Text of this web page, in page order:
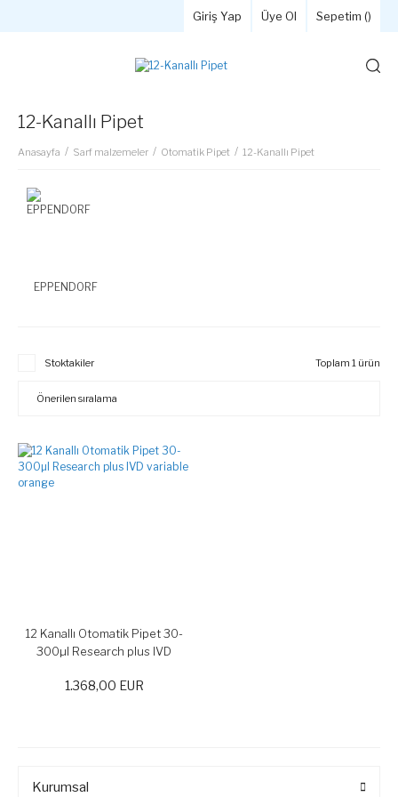
Giriş Yap Üye Ol Sepetim ()
12-Kanallı Pipet
Anasayfa Sarf malzemeler Otomatik Pipet 12-Kanallı Pipet
EPPENDORF
Stoktakiler Toplam 1 ürün
12 Kanallı Otomatik Pipet 30-
300µl Research plus IVD
1.368,00 EUR
Kurumsal